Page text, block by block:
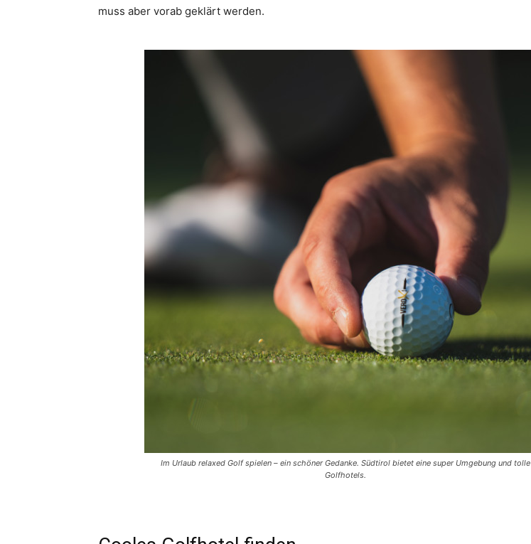
muss aber vorab geklärt werden.
Im Urlaub relaxed Golf spielen – ein schöner Gedanke. Südtirol bietet eine super Umgebung und tolle
Golfhotels.